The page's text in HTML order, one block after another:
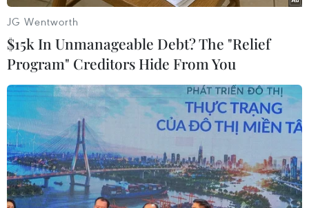
Ông Putin tuyên bố đáp trả thích đáng
biện pháp trừng phạt của Mỹ
30/12/2016 00:03
Người phát ngôn của Tổng thống Nga Vladimir Putin,
ông Dmitry Peskov tuyên bố các biện pháp trừng phạt
mới của Mỹ nhằm vào Nga sẽ làm tổn hại đến quan hệ
JG Wentworth
$15k In Unmanageable Debt? The "Relief
Program" Creditors Hide From You